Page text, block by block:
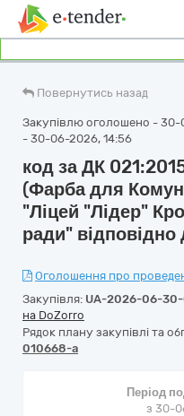
Повернутись назад
Закупівлю оголошено - 30-
- 30-06-2026, 14:56
код за ДК
(Фарба для
"Ліцей "Лідер"
ради" відповідно
Оголошення про
Закупівля: UA-2026-06-
на DoZorro
Рядок плану закупівлі та
010668-a
Період
з 30-